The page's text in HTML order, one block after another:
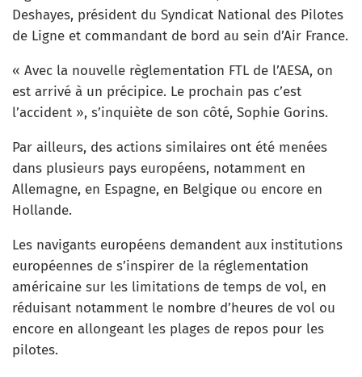
Deshayes, président du Syndicat National des Pilotes
de Ligne et commandant de bord au sein d’Air France.
« Avec la nouvelle règlementation FTL de l’AESA, on
est arrivé à un précipice. Le prochain pas c’est
l’accident », s’inquiète de son côté, Sophie Gorins.
Par ailleurs, des actions similaires ont été menées
dans plusieurs pays européens, notamment en
Allemagne, en Espagne, en Belgique ou encore en
Hollande.
Les navigants européens demandent aux institutions
européennes de s’inspirer de la réglementation
américaine sur les limitations de temps de vol, en
réduisant notamment le nombre d’heures de vol ou
encore en allongeant les plages de repos pour les
pilotes.